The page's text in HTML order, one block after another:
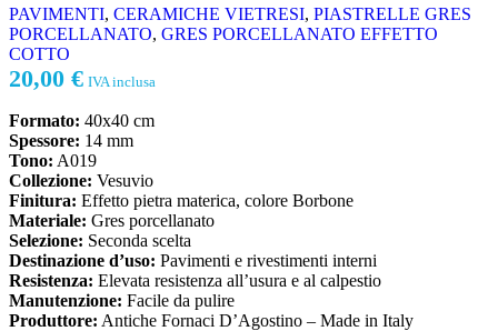
PAVIMENTI, CERAMICHE VIETRESI, PIASTRELLE GRES
PORCELLANATO, GRES PORCELLANATO EFFETTO
COTTO
20,00 € IVA inclusa
Formato: 40x40 cm
Spessore: 14 mm
Tono: A019
Collezione: Vesuvio
Finitura: Effetto pietra materica, colore Borbone
Materiale: Gres porcellanato
Selezione: Seconda scelta
Destinazione d’uso: Pavimenti e rivestimenti interni
Resistenza: Elevata resistenza all’usura e al calpestio
Manutenzione: Facile da pulire
Produttore: Antiche Fornaci D’Agostino – Made in Italy